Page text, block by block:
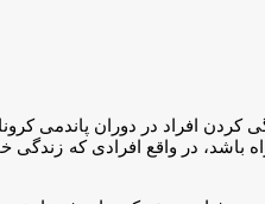
افراد در دوران پاندمی
در واقع افرادی که زندگی